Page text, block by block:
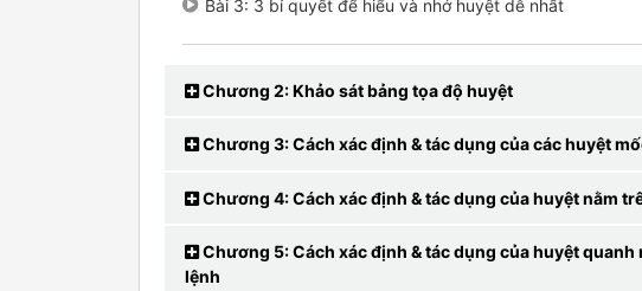
Bài 3: 3 bí quyết để hiểu và nhớ huyệt dễ nhất
Chương 2: Khảo sát bảng tọa độ huyệt
Chương 3: Cách xác định & tác dụng của các huyệt
Chương 4: Cách xác định & tác dụng của huyệt nằm
Chương 5: Cách xác định & tác dụng của huyệt quanh
lệnh